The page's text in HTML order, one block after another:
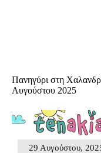
Πανηγύρι στη
Αυγούστου 2025
29 Αυγούστου,